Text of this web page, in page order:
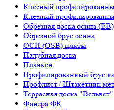
Клееный
Клееный
Обрезная доска осина (ЕВ)
Обрезной брус осина
ОСП (OSB) плиты
Палубная доска
Планкен
Профилированный брус
Профлист / Штакетник
Террасная доска "Вельвет"
Фанера ФК